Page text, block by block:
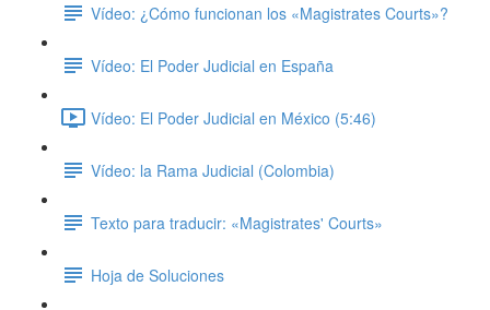
Vídeo: ¿Cómo funcionan los «Magistrates Courts»?
Vídeo: El Poder Judicial en España
Vídeo: El Poder Judicial en México (5:46)
Vídeo: la Rama Judicial (Colombia)
Texto para traducir: «Magistrates' Courts»
Hoja de Soluciones